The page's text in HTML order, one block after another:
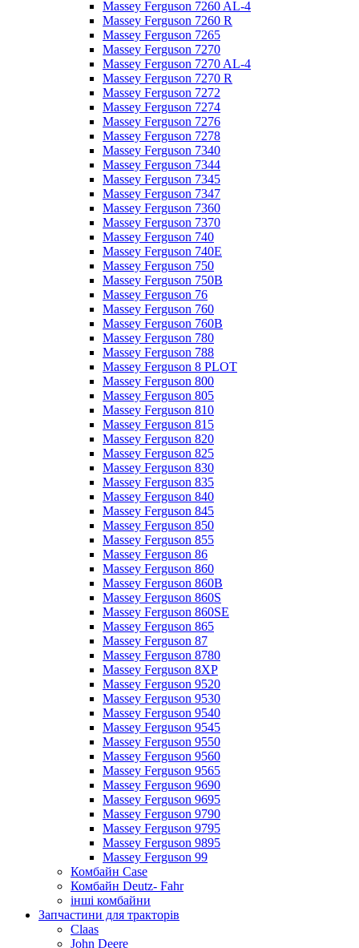
Massey Ferguson 7260 AL-4
Massey Ferguson 7260 R
Massey Ferguson 7265
Massey Ferguson 7270
Massey Ferguson 7270 AL-4
Massey Ferguson 7270 R
Massey Ferguson 7272
Massey Ferguson 7274
Massey Ferguson 7276
Massey Ferguson 7278
Massey Ferguson 7340
Massey Ferguson 7344
Massey Ferguson 7345
Massey Ferguson 7347
Massey Ferguson 7360
Massey Ferguson 7370
Massey Ferguson 740
Massey Ferguson 740E
Massey Ferguson 750
Massey Ferguson 750B
Massey Ferguson 76
Massey Ferguson 760
Massey Ferguson 760B
Massey Ferguson 780
Massey Ferguson 788
Massey Ferguson 8 PLOT
Massey Ferguson 800
Massey Ferguson 805
Massey Ferguson 810
Massey Ferguson 815
Massey Ferguson 820
Massey Ferguson 825
Massey Ferguson 830
Massey Ferguson 835
Massey Ferguson 840
Massey Ferguson 845
Massey Ferguson 850
Massey Ferguson 855
Massey Ferguson 86
Massey Ferguson 860
Massey Ferguson 860B
Massey Ferguson 860S
Massey Ferguson 860SE
Massey Ferguson 865
Massey Ferguson 87
Massey Ferguson 8780
Massey Ferguson 8XP
Massey Ferguson 9520
Massey Ferguson 9530
Massey Ferguson 9540
Massey Ferguson 9545
Massey Ferguson 9550
Massey Ferguson 9560
Massey Ferguson 9565
Massey Ferguson 9690
Massey Ferguson 9695
Massey Ferguson 9790
Massey Ferguson 9795
Massey Ferguson 9895
Massey Ferguson 99
Комбайн Case
Комбайн Deutz- Fahr
інші комбайни
Запчастини для тракторів
Claas
John Deere